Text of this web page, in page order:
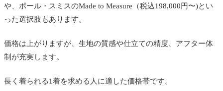
や、ポール・スミスのMade to Measure（税込198,000円〜)とい
った選択肢もあります。
価格は上がりますが、生地の質感や仕立ての精度、アフター体
制が充実します。
長く着られる1着を求める人に適した価格帯です。